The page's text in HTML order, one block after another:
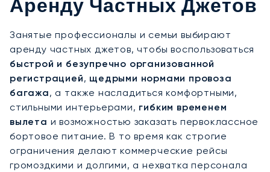
Аренду Частных Джетов
Занятые профессионалы и семьи выбирают
аренду частных джетов, чтобы воспользоваться
быстрой и безупречно организованной
регистрацией, щедрыми нормами провоза
багажа, а также насладиться комфортными,
стильными интерьерами, гибким временем
вылета и возможностью заказать первоклассное
бортовое питание. В то время как строгие
ограничения делают коммерческие рейсы
громоздкими и долгими, а нехватка персонала